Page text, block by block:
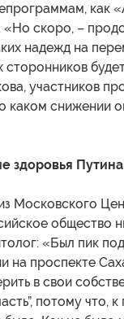
как
скоро, –
надежд на
участников
каком снижении
здоровья
Московского
общество
«Был пик
на проспекте
в свои
потому